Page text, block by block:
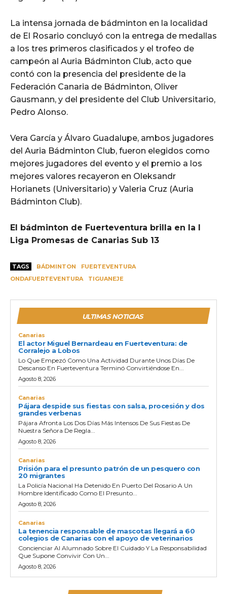
La intensa jornada de bádminton en la localidad
de El Rosario concluyó con la entrega de medallas
a los tres primeros clasificados y el trofeo de
campeón al Auria Bádminton Club, acto que
contó con la presencia del presidente de la
Federación Canaria de Bádminton, Oliver
Gausmann, y del presidente del Club Universitario,
Pedro Alonso.
Vera García y Álvaro Guadalupe, ambos jugadores
del Auria Bádminton Club, fueron elegidos como
mejores jugadores del evento y el premio a los
mejores valores recayeron en Oleksandr
Horianets (Universitario) y Valeria Cruz (Auria
Bádminton Club).
El bádminton de Fuerteventura brilla en la I
Liga Promesas de Canarias Sub 13
TAGS BÁDMINTON
FUERTEVENTURA
ONDAFUERTEVENTURA
TIGUANEJE
ULTIMAS NOTICIAS
Canarias
El actor Miguel Bernardeau en Fuerteventura: de
Corralejo a Lobos
Lo Que Empezó Como Una Actividad Durante Unos Días De
Descanso En Fuerteventura Terminó Convirtiéndose En...
Agosto 8, 2026
Canarias
Pájara despide sus fiestas con salsa, procesión y dos
grandes verbenas
Pájara Afronta Los Dos Días Más Intensos De Sus Fiestas De
Nuestra Señora De Regla...
Agosto 8, 2026
Canarias
Prisión para el presunto patrón de un pesquero con
20 migrantes
La Policía Nacional Ha Detenido En Puerto Del Rosario A Un
Hombre Identificado Como El Presunto...
Agosto 8, 2026
Canarias
La tenencia responsable de mascotas llegará a 60
colegios de Canarias con el apoyo de veterinarios
Concienciar Al Alumnado Sobre El Cuidado Y La Responsabilidad
Que Supone Convivir Con Un...
Agosto 8, 2026